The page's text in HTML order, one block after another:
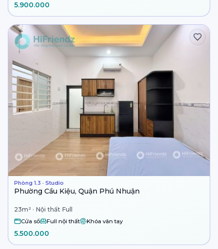
5.900.000
Phòng 1.3 · Studio
Phường Cầu Kiệu, Quận Phú Nhuận
23m² · Nội thất Full
Cửa sổ Full nội thất Khóa vân tay
5.500.000